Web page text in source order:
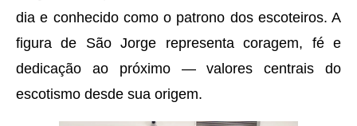
dia e conhecido como o patrono dos escoteiros. A
figura de São Jorge representa coragem, fé e
dedicação ao próximo — valores centrais do
escotismo desde sua origem.